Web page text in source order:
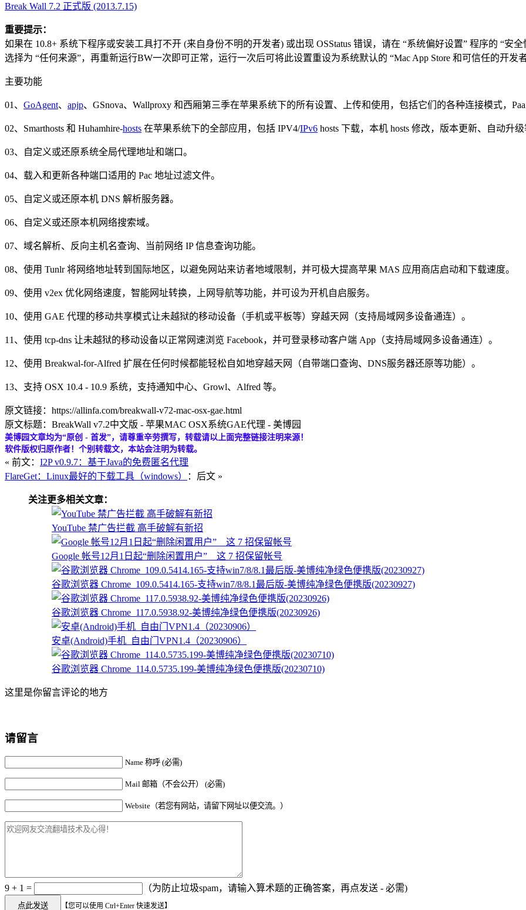
Break Wall 7.2 正式版 (2013.7.15)
重要提示：
如果在 10.8+ 系统下程序或安装工具打不开 (来自身份不明的开发者) 或出现 OSStatus 错误，请在 “系统偏好设置” 程序的 “安
选择为 “任何来源”，再重新运行BW一次即可正常，运行一次后可将此设置重设为系统默认的 “Mac App Store 和可信任的开发
主要功能
01、 GoAgent、 apjp、GSnova、Wallproxy 和西厢第三季在苹果系统下的所有设置、上传和使用，包括它们的各种连接模式，
02、Smarthosts 和 Huhamhire-hosts 在苹果系统下的全部应用，包括 IPV4/IPv6 hosts 下载，本机 hosts 修改，版本更新、自动升
03、自定义或还原系统全局代理地址和端口。
04、载入和更新各种端口适用的 Pac 地址过滤文件。
05、自定义或还原本机 DNS 解析服务器。
06、自定义或还原本机网络搜索域。
07、域名解析、反向主机名查询、当前网络 IP 信息查询功能。
08、使用 Tunlr 将网络地址转到国际地区，以避免网站来访者地域限制，并可极大提高苹果 MAS 应用商店启动和下载速度。
09、使用 v2ex 优化网络速度，智能网址转换，上网导航等功能，并可设为开机自启服务。
10、使用 GAE 代理的移动共享模式让未越狱的移动设备（手机或平板等）穿越天网（支持局域网多设备通连）。
11、使用 tcp-dns 让未越狱的移动设备以正常网速浏览 Facebook，并可登录移动客户端 App（支持局域网多设备通连）。
12、使用 Breakwal-for-Alfred 扩展在任何时候都能轻松自如地穿越天网（自带端口查询、DNS服务器还原等功能）。
13、支持 OSX 10.4 - 10.9 系统，支持通知中心、Growl、Alfred 等。
原文链接：https://allinfa.com/breakwall-v72-mac-osx-gae.html
原文标题：BreakWall v7.2中文版 - 苹果MAC OSX系统GAE代理 - 美博园
美博园文章均为“原创 - 首发”，请尊重辛劳撰写，转载请以上面完整链接注明来源！
软件版权归原作者！个别转载文，本站会注明为转载。
« 前文： I2P v0.9.7：基于Java的免费匿名代理
FlareGet：Linux最好的下载工具（windows）
：后文 »
关注更多相关文章：
YouTube 禁广告拦截 高手破解有新招
Google 帐号12月1日起“删除闲置用户” 这 7 招保留帐号
谷歌浏览器 Chrome_109.0.5414.165-支持win7/8/8.1最后版-美博纯净绿色便携版(20230927)
谷歌浏览器 Chrome_117.0.5938.92-美博纯净绿色便携版(20230926)
安卓(Android)手机_自由门VPN1.4（20230906）
谷歌浏览器 Chrome_114.0.5735.199-美博纯净绿色便携版(20230710)
这里是你留言评论的地方
请留言
Name 称呼 (必需)
Mail 邮箱（不会公开） (必需)
Website（若您有网站，请留下网址以便交流。）
9 + 1 = （为防止垃圾spam，请输入算术题的正确答案，再点发送 - 必需)
【您可以使用 Ctrl+Enter 快速发送】